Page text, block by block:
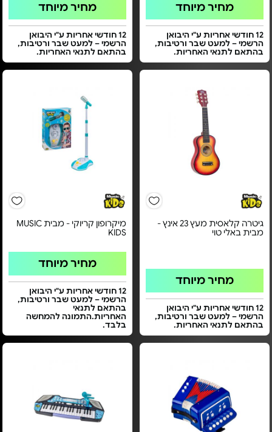
מחיר מיוחד
12 חודשי אחריות ע"י היבואן
הרשמי – למעט שבר ורטיבות,
בהתאם לתנאי האחריות.
מחיר מיוחד
12 חודשי אחריות ע"י היבואן
הרשמי – למעט שבר ורטיבות,
בהתאם לתנאי האחריות.
גיטרה קלאסית מעץ 23 אינץ -
מבית באלי טוי
מחיר מיוחד
12 חודשי אחריות ע"י היבואן
הרשמי – למעט שבר ורטיבות,
בהתאם לתנאי האחריות.
מיקרופון קריוקי - מבית MUSIC
KIDS
מחיר מיוחד
12 חודשי אחריות ע"י היבואן
הרשמי – למעט שבר ורטיבות,
בהתאם לתנאי
האחריות.התמונה להמחשה
בלבד.